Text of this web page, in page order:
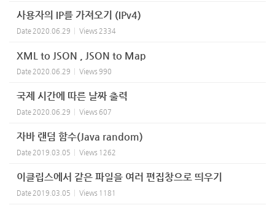
사용자의 IP를 가져오기 (IPv4)
Date 2020.06.29 Views 2334
XML to JSON , JSON to Map
Date 2020.06.29 Views 990
국제 시간에 따른 날짜 출력
Date 2020.06.29 Views 607
자바 랜덤 함수(Java random)
Date 2019.03.05 Views 1262
이클립스에서 같은 파일을 여러 편집창으로 띄우기
Date 2019.03.05 Views 1181